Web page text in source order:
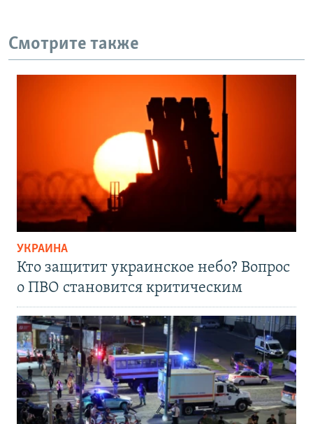
Смотрите также
УКРАИНА
Кто защитит украинское небо? Вопрос
о ПВО становится критическим